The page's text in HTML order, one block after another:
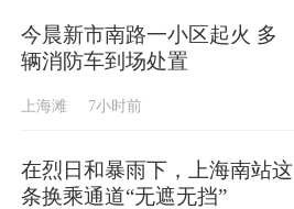
今晨新市南路一小区起火 多
辆消防车到场处置
上海滩 7小时前
在烈日和暴雨下，上海南站这
条换乘通道“无遮无挡”